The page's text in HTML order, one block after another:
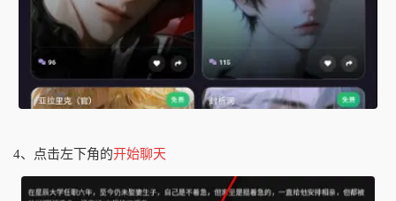
4、点击左下角的开始聊天